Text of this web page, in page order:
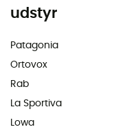
udstyr
Patagonia
Ortovox
Rab
La Sportiva
Lowa